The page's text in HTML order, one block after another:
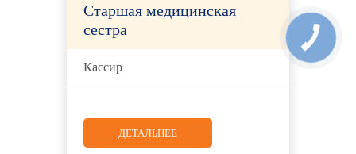
Старшая медицинская
сестра
Кассир
ДЕТАЛЬНЕЕ